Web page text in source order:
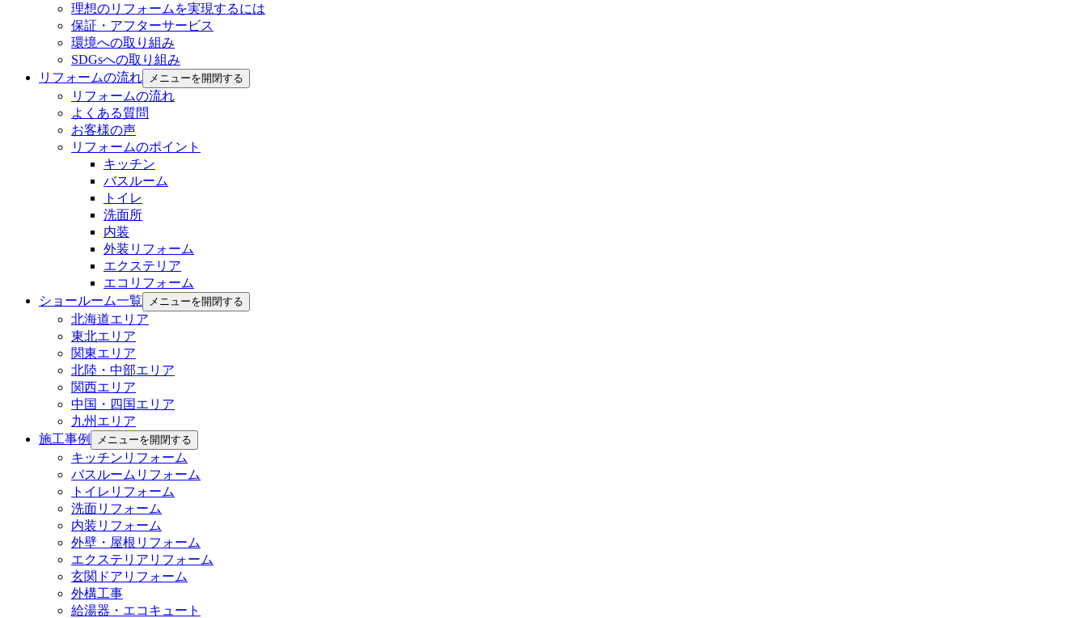
理想のリフォームを実現するには
保証・アフターサービス
環境への取り組み
SDGsへの取り組み
リフォームの流れ
メニューを開閉する
リフォームの流れ
よくある質問
お客様の声
リフォームのポイント
キッチン
バスルーム
トイレ
洗面所
内装
外装リフォーム
エクステリア
エコリフォーム
ショールーム一覧
メニューを開閉する
北海道エリア
東北エリア
関東エリア
北陸・中部エリア
関西エリア
中国・四国エリア
九州エリア
施工事例
メニューを開閉する
キッチンリフォーム
バスルームリフォーム
トイレリフォーム
洗面リフォーム
内装リフォーム
外壁・屋根リフォーム
エクステリアリフォーム
玄関ドアリフォーム
外構工事
給湯器・エコキュート